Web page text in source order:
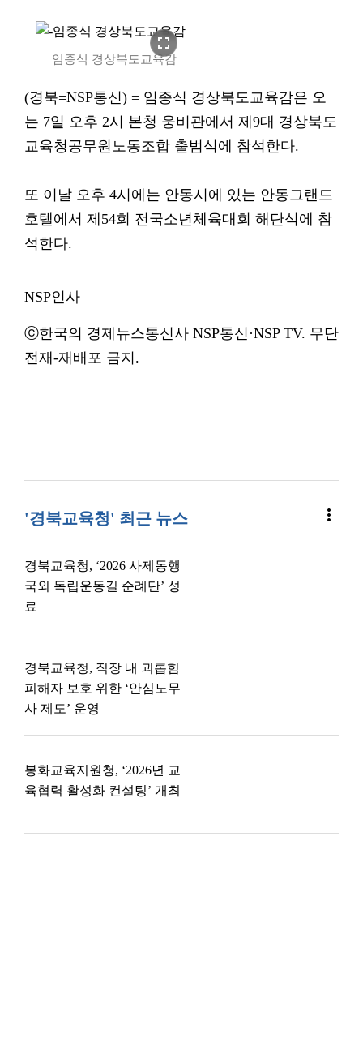
fullscreen
임종식 경상북도교육감
(경북=NSP통신) = 임종식 경상북도교육감은 오
는 7일 오후 2시 본청 웅비관에서 제9대 경상북도
교육청공무원노동조합 출범식에 참석한다.
또 이날 오후 4시에는 안동시에 있는 안동그랜드
호텔에서 제54회 전국소년체육대회 해단식에 참
석한다.
NSP인사
ⓒ한국의 경제뉴스통신사 NSP통신·NSP TV. 무단
전재-재배포 금지.
'경북교육청' 최근 뉴스 more_vert
경북교육청, ‘2026 사제동행
국외 독립운동길 순례단’ 성
료
경북교육청, 직장 내 괴롭힘
피해자 보호 위한 ‘안심노무
사 제도’ 운영
봉화교육지원청, ‘2026년 교
육협력 활성화 컨설팅’ 개최